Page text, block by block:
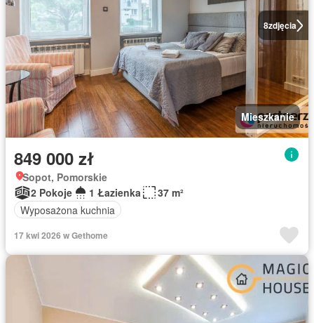
8zdjęcia
Mieszkanie
849 000 zł
Sopot, Pomorskie
2 Pokoje
1 Łazienka
37 m²
Wyposażona kuchnia
17 kwi 2026 w Gethome